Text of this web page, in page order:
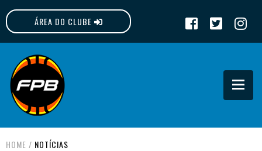
ÁREA DO CLUBE
FPB
HOME / NOTÍCIAS